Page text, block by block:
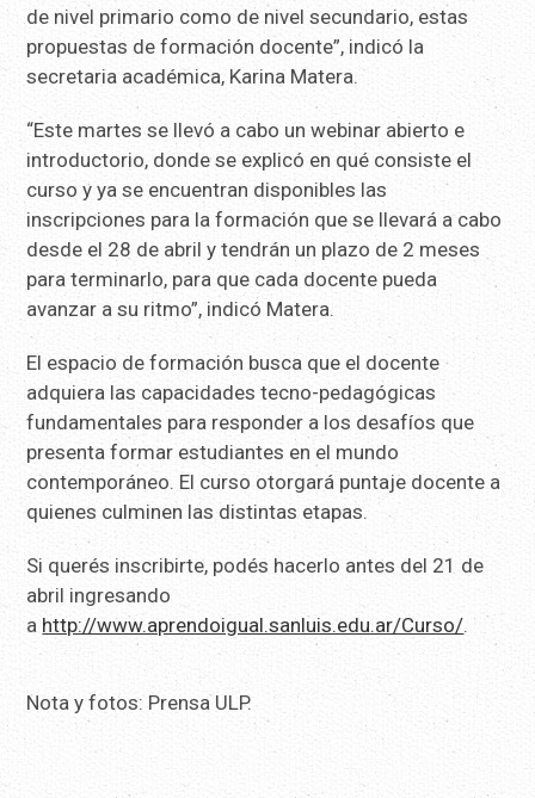
de nivel primario como de nivel secundario, estas
propuestas de formación docente”, indicó la
secretaria académica, Karina Matera.
“Este martes se llevó a cabo un webinar abierto e
introductorio, donde se explicó en qué consiste el
curso y ya se encuentran disponibles las
inscripciones para la formación que se llevará a cabo
desde el 28 de abril y tendrán un plazo de 2 meses
para terminarlo, para que cada docente pueda
avanzar a su ritmo”, indicó Matera.
El espacio de formación busca que el docente
adquiera las capacidades tecno-pedagógicas
fundamentales para responder a los desafíos que
presenta formar estudiantes en el mundo
contemporáneo. El curso otorgará puntaje docente a
quienes culminen las distintas etapas.
Si querés inscribirte, podés hacerlo antes del 21 de
abril ingresando
a http://www.aprendoigual.sanluis.edu.ar/Curso/.
Nota y fotos: Prensa ULP.